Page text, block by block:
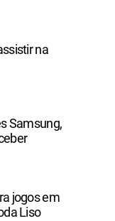
na
Samsung,
jogos em
Liso